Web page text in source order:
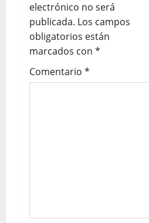
electrónico no será
publicada. Los campos
obligatorios están
marcados con *
Comentario *